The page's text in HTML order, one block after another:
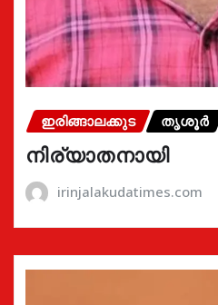
ഇരിങ്ങാലക്കുട തൃശൂർ
നിര്യാതനായി
irinjalakudatimes.com